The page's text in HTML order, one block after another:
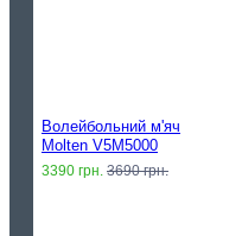
Волейбольний м'яч
Molten V5M5000
3390 грн. 3690 грн.